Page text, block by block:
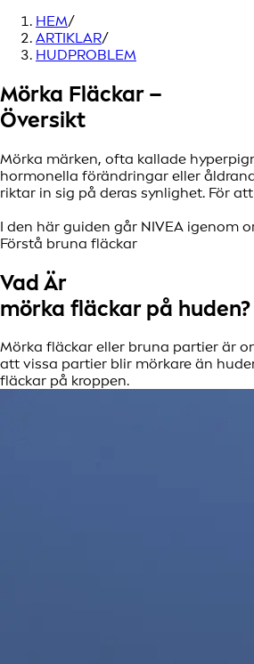
HEM/
ARTIKLAR/
HUDPROBLEM
Mörka Fläckar –
Översikt
Mörka märken, ofta kallade
hormonella förändringar eller
riktar in sig på deras synlighet. För
I den här guiden går NIVEA igenom
Förstå bruna fläckar
Vad Är
mörka fläckar på huden?
Mörka fläckar eller bruna partier är
att vissa partier blir mörkare än
fläckar på kroppen.